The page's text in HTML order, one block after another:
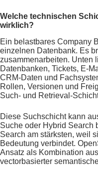
Welche technischen
wirklich?
Ein belastbares Company
einzelnen Datenbank. Es
zusammenarbeiten. Unten
Datenbanken, Tickets, E-
CRM-Daten und
Rollen, Versionen und
Such- und Retrieval-
Diese Suchschicht kann
Suche oder Hybrid Search
Search am stärksten, weil
Bedeutung verbindet.
Ansatz als Kombination
vectorbasierter